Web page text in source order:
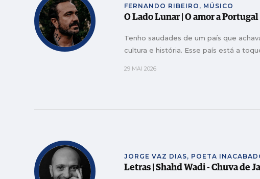
FERNANDO RIBEIRO, MÚSICO
O Lado Lunar | O amor a Portugal
Tenho saudades de um país que
cultura e história. Esse país está a
29 MAI 2026
JORGE VAZ DIAS, POETA
Letras | Shahd Wadi - Chuva de